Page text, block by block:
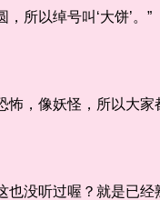
所以绰号叫‘大饼’。”
，像妖怪，所以大家
听过喔？就是已经